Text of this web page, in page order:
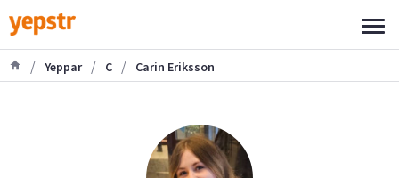
/ Yeppar / C / Carin Eriksson